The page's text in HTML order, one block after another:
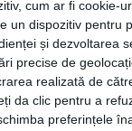
cum ar fi cookie-
un dispozitiv pentru
și dezvoltarea
precise de
realizată de
da clic pentru a
preferințele
la
patru